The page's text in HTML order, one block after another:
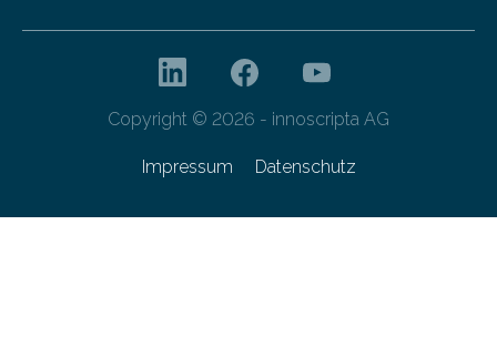
Copyright © 2026 - innoscripta AG
Impressum Datenschutz